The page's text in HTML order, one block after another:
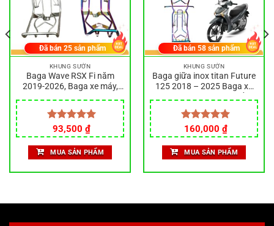
KHUNG SƯỜN
Baga Wave RSX Fi năm
2019-2026, Baga xe máy,
Được xếp
hạng5.00
5 sao
Giá
gốc
là:
110,000 ₫.
93,500 ₫Giá
hiện
tại
là:
93,500 ₫.
Đã bán 25sản phẩm
MUA SẢN PHẨM
KHUNG SƯỜN
Baga giữa inox titan Future
125 2018 – 2025 Baga xe
INOX 304 Dày Dặn
Được xếp
hạng5.00
5 sao
160,000 ₫
Đã bán 58sản phẩm
MUA SẢN PHẨM